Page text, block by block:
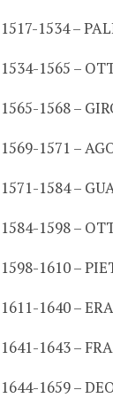
1517-1534 –
1534-1565 –
1565-1568 –
1569-1571 –
1571-1584 –
1584-1598 –
1598-1610 –
1611-1640 –
1641-1643 –
1644-1659 –